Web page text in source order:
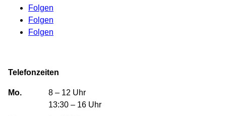
Folgen
Folgen
Folgen
Telefonzeiten
Mo.
8 – 12 Uhr
13:30 – 16 Uhr